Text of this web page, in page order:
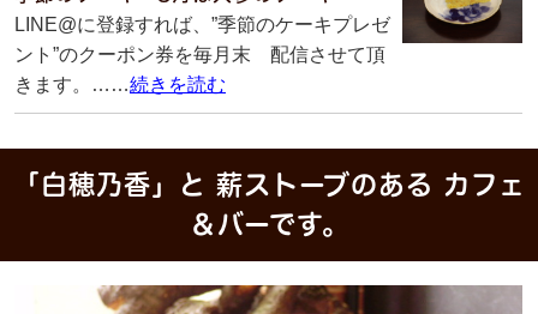
LINE@に登録すれば、”季節のケーキプレゼ
ント”のクーポン券を毎月末 配信させて頂
きます。……続きを読む
「白穂乃香」と 薪ストーブのある カフェ
＆バーです。